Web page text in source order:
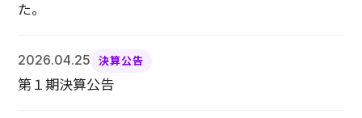
た。
2026.04.25 決算公告
第１期決算公告